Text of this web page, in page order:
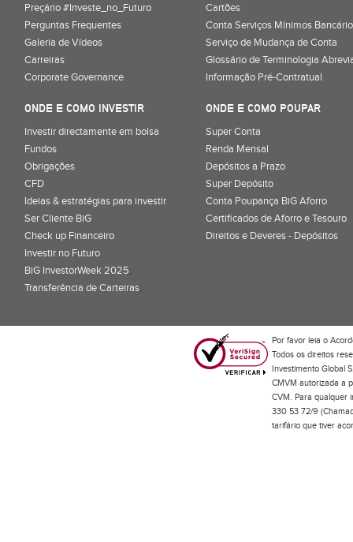
Preçário #Investe_no_Futuro
Perguntas Frequentes
Galeria de Vídeos
Carreiras
Corporate Governance
Cartões
Conta Serviços Mínimos
Serviço de Mudança de Conta
Glossário de Terminologia
Informação Pré-Contratual
ONDE E COMO INVESTIR
Investir directamente em bolsa
Fundos
Obrigações
CFD
Ideias & estratégias para investir
Ser Cliente BiG
Check up Financeiro
Investir no Futuro
BiG InvestorWeek 2025;
Transferência de Carteiras;
ONDE E COMO POUPAR
Super Conta
Renda Mensal
Depósitos a Prazo
Super Depósito
Conta Poupança BiG Aforro
Certificados de Aforro e Tesouro
Direitos e Deveres - Depósitos
Por favor leia o
Todos os direitos
Investimento Global
CMVM autorizada a
CVM. Para qualquer
330 53 72/9
tarifário que tiver